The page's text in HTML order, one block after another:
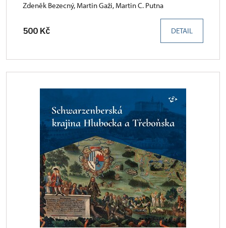
Zdeněk Bezecný, Martin Gaži, Martin C. Putna
500 Kč DETAIL